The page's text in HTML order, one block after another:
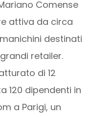
Comense
attiva da circa
destinati
retailer.
di 12
120 dipendenti in
a Parigi, un